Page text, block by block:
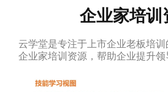
企业家培训
云学堂是专注于上市企业老板培
企业家培训资源，帮助企业提升